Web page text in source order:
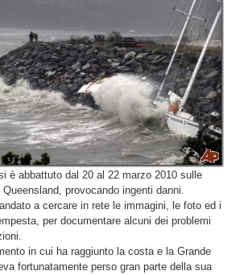
è abbattuto dal 20 al 22 marzo 2010 sulle
provocando ingenti danni.
a cercare in rete le immagini, le foto ed i
per documentare alcuni dei problemi
in cui ha raggiunto la costa e la Grande
fortunatamente perso gran parte della sua